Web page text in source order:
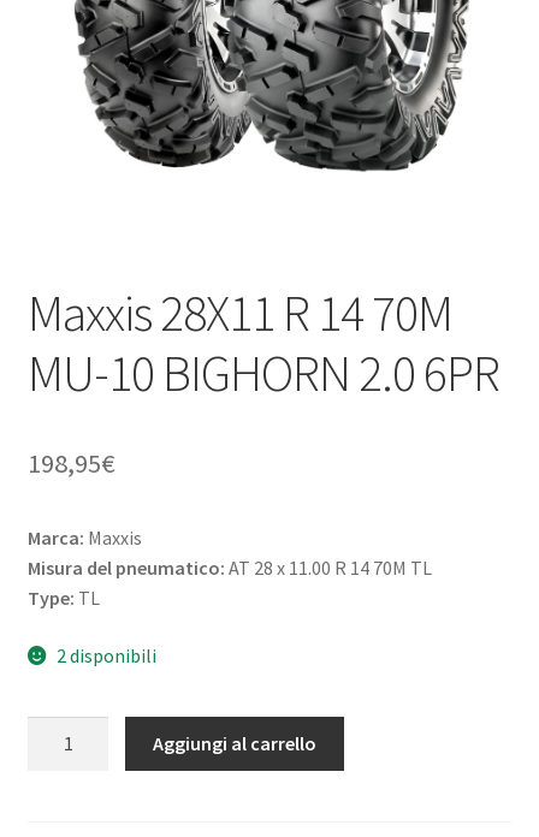
Maxxis 28X11 R 14 70M
MU-10 BIGHORN 2.0 6PR
198,95€
Marca: Maxxis
Misura del pneumatico: AT 28 x 11.00 R 14 70M TL
Type: TL
2 disponibili
Aggiungi al carrello